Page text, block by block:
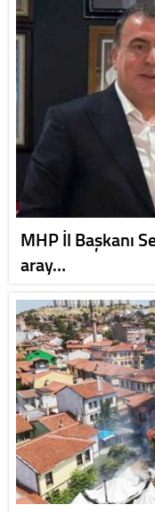
MHP İl Başkanı
aray…